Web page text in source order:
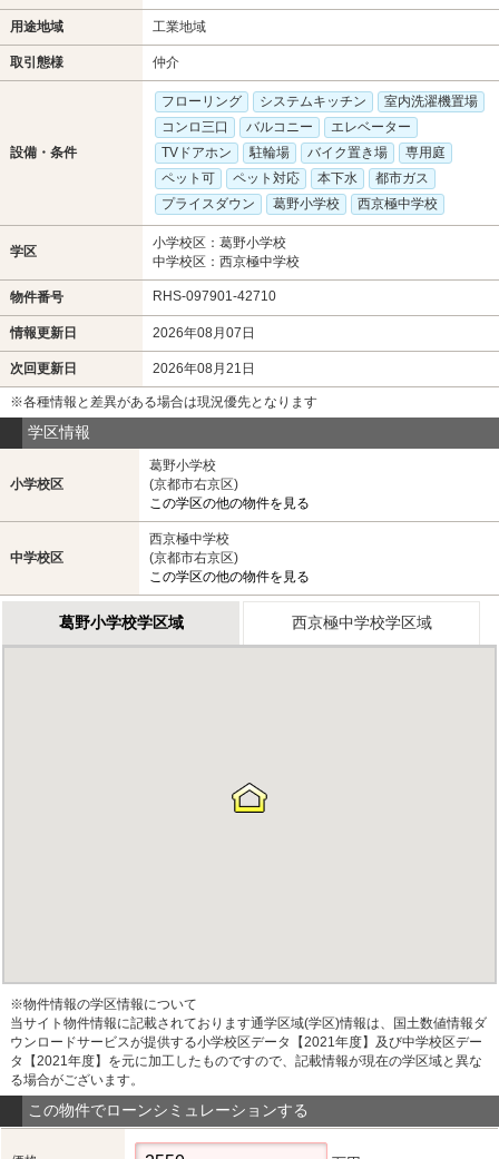
用途地域 工業地域
取引態様 仲介
設備・条件
フローリング システムキッチン
室内洗濯機置場
コンロ三口
バルコニー
エレベーター
TVドアホン
駐輪場 バイク置き場
専用庭
ペット可
ペット対応 本下水
都市ガス
プライスダウン
葛野小学校 西京極中学校
学区
小学校区：葛野小学校
中学校区：西京極中学校
物件番号 RHS-097901-42710
情報更新日 2026年08月07日
次回更新日 2026年08月21日
※各種情報と差異がある場合は現況優先となります
学区情報
小学校区
葛野小学校
(京都市右京区)
この学区の他の物件を見る
中学校区
西京極中学校
(京都市右京区)
この学区の他の物件を見る
葛野小学校学区域 西京極中学校学区域
※物件情報の学区情報について
当サイト物件情報に記載されております通学区域(学区)情報は、国土数値情報ダ
ウンロードサービスが提供する小学校区データ【2021年度】及び中学校区デー
タ【2021年度】を元に加工したものですので、記載情報が現在の学区域と異な
る場合がございます。
この物件でローンシミュレーションする